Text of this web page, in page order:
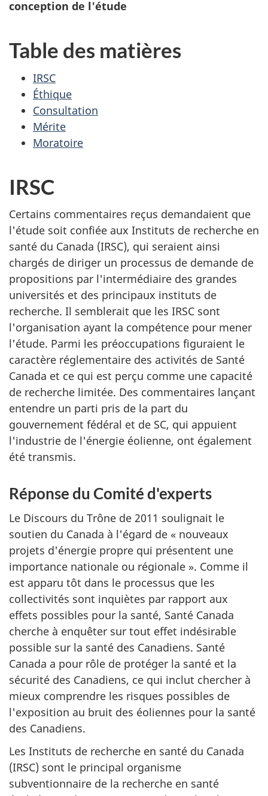
conception de l'étude
Table des matières
IRSC
Éthique
Consultation
Mérite
Moratoire
IRSC
Certains commentaires reçus demandaient que
l'étude soit confiée aux Instituts de recherche en
santé du Canada (IRSC), qui seraient ainsi
chargés de diriger un processus de demande de
propositions par l'intermédiaire des grandes
universités et des principaux instituts de
recherche. Il semblerait que les IRSC sont
l'organisation ayant la compétence pour mener
l'étude. Parmi les préoccupations figuraient le
caractère réglementaire des activités de Santé
Canada et ce qui est perçu comme une capacité
de recherche limitée. Des commentaires lançant
entendre un parti pris de la part du
gouvernement fédéral et de SC, qui appuient
l'industrie de l'énergie éolienne, ont également
été transmis.
Réponse du Comité d'experts
Le Discours du Trône de 2011 soulignait le
soutien du Canada à l'égard de « nouveaux
projets d'énergie propre qui présentent une
importance nationale ou régionale ». Comme il
est apparu tôt dans le processus que les
collectivités sont inquiètes par rapport aux
effets possibles pour la santé, Santé Canada
cherche à enquêter sur tout effet indésirable
possible sur la santé des Canadiens. Santé
Canada a pour rôle de protéger la santé et la
sécurité des Canadiens, ce qui inclut chercher à
mieux comprendre les risques possibles de
l'exposition au bruit des éoliennes pour la santé
des Canadiens.
Les Instituts de recherche en santé du Canada
(IRSC) sont le principal organisme
subventionnaire de la recherche en santé